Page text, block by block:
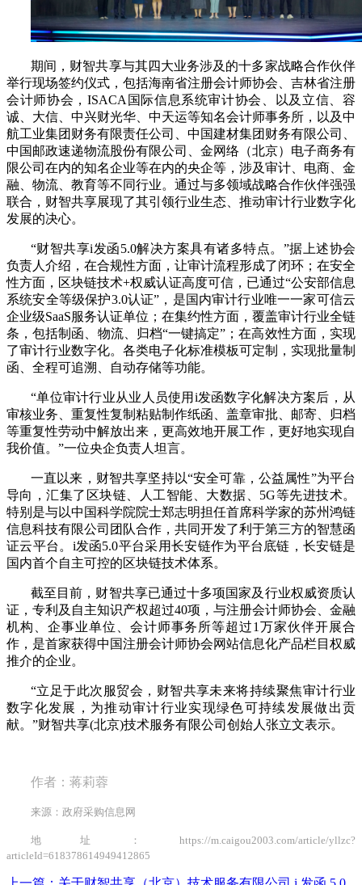
​期间，财智共享与其四大业务涉及的十多家战略合作伙伴
举行现场签约仪式，包括海南省注册会计师协会、吉林省注册
会计师协会，ISACA国际信息系统审计协会、以及立信、容
诚、大信、中兴财光华、中天运等知名会计师事务所，以及中
航工业集团财务有限责任公司、中国建材集团财务有限公司、
中国邮政速递物流股份有限公司、金网络（北京）电子商务有
限公司在内的知名企业等在内的央企等，涉及审计、电商、金
融、物流、教育等不同行业。通过与多领域战略合作伙伴强强
联合，财智共享展现了其引领行业生态、推动审计行业数字化
发展的决心。
“财智共享i发函5.0解决方案具有诸多特点。”据上述协会
负责人介绍，在合规性方面，让审计流程形成了闭环；在安全
性方面，区块链技术+权威认证高度可信，已通过“公安部信息
系统安全等级保护3.0认证”，是国内审计行业唯一一家可信云
企业级SaaS服务认证单位；在集约性方面，覆盖审计行业全链
条，包括制函、物流、归档“一键搞定”；在高效性方面，实现
了审计行业数字化。各类电子化标准模板可定制，实现批量制
函、全程可追溯、自动存储等功能。
“单位审计行业从业人员使用i发函数字化解决方案后，从
审核业务、重复性复制粘贴制作纸函、盖章审批、邮寄、归档
等重复性劳动中解放出来，更高效地开展工作，更好地实现自
我价值。”一位央企负责人坦言。
一直以来，财智共享坚持以“安全可靠，公益属性”为平台
导向，汇集了区块链、人工智能、大数据、5G等先进技术。
特别是与以中国科学院院士郑志明担任首席科学家的苏州鸿链
信息科技有限公司团队合作，共同开发了利于第三方的智慧函
证云平台。i发函5.0平台采用长安链作为平台底链，长安链是
国内首个自主可控的区块链技术体系。
截至目前，财智共享已通过十多项国家及行业权威资质认
证，专利及自主知识产权超过40项，与注册会计师协会、金融
机构、企事业单位、会计师事务所等超过1万家伙伴开展合
作，是首家获得中国注册会计师协会网站信息化产品栏目权威
推介的企业。
“立足于此次服贸会，财智共享未来将持续聚焦审计行业
数字化发展，为推动审计行业实现绿色可持续发展做出贡
献。”财智共享(北京)技术服务有限公司创始人张立文表示。
作者：蒋莉蓉
来源：政府采购信息网
地址：https://m.caigou2003.com/article/yllzc?
articleId=618378614949412865